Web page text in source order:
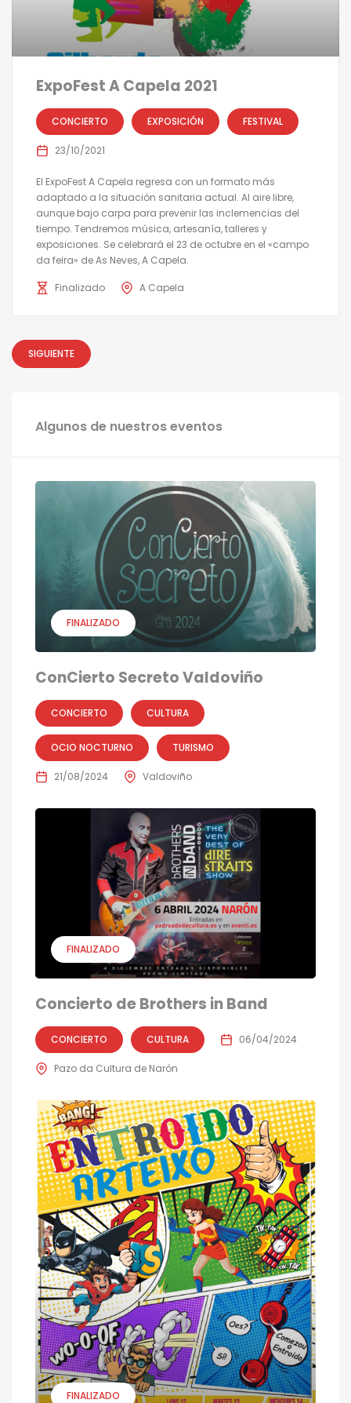
ExpoFest A Capela 2021
CONCIERTO EXPOSICIÓN FESTIVAL
23/10/2021
El ExpoFest A Capela regresa con un formato más
adaptado a la situación sanitaria actual. Al aire libre,
aunque bajo carpa para prevenir las inclemencias del
tiempo. Tendremos música, artesanía, talleres y
exposiciones. Se celebrará el 23 de octubre en el «campo
da feira» de As Neves, A Capela.
Finalizado A Capela
SIGUIENTE
Algunos de nuestros eventos
FINALIZADO
ConCierto Secreto Valdoviño
CONCIERTO CULTURA
OCIO NOCTURNO TURISMO
21/08/2024 Valdoviño
FINALIZADO
Concierto de Brothers in Band
CONCIERTO CULTURA 06/04/2024
Pazo da Cultura de Narón
FINALIZADO